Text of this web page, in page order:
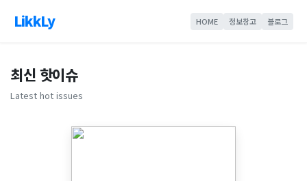
LikkLy HOME 정보창고 블로그
최신 핫이슈
Latest hot issues